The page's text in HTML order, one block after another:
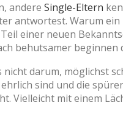
andere Single-Eltern
antwortest. Warum
einer neuen
behutsamer beginnen
darum, möglichst
sind und die
Vielleicht mit einem